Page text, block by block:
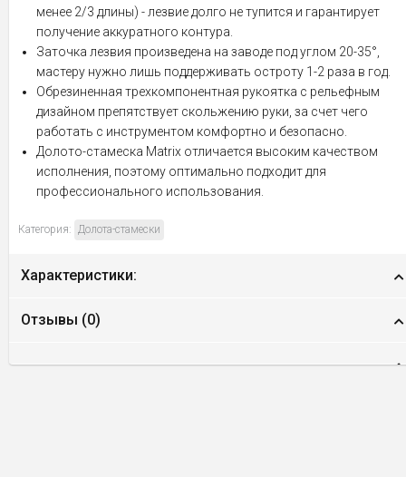
менее 2/3 длины) - лезвие долго не тупится и гарантирует
получение аккуратного контура.
Заточка лезвия произведена на заводе под углом 20-35°,
мастеру нужно лишь поддерживать остроту 1-2 раза в год.
Обрезиненная трехкомпонентная рукоятка с рельефным
дизайном препятствует скольжению руки, за счет чего
работать с инструментом комфортно и безопасно.
Долото-стамеска Matrix отличается высоким качеством
исполнения, поэтому оптимально подходит для
профессионального использования.
Категория: Долота-стамески
Характеристики:
Отзывы (0)